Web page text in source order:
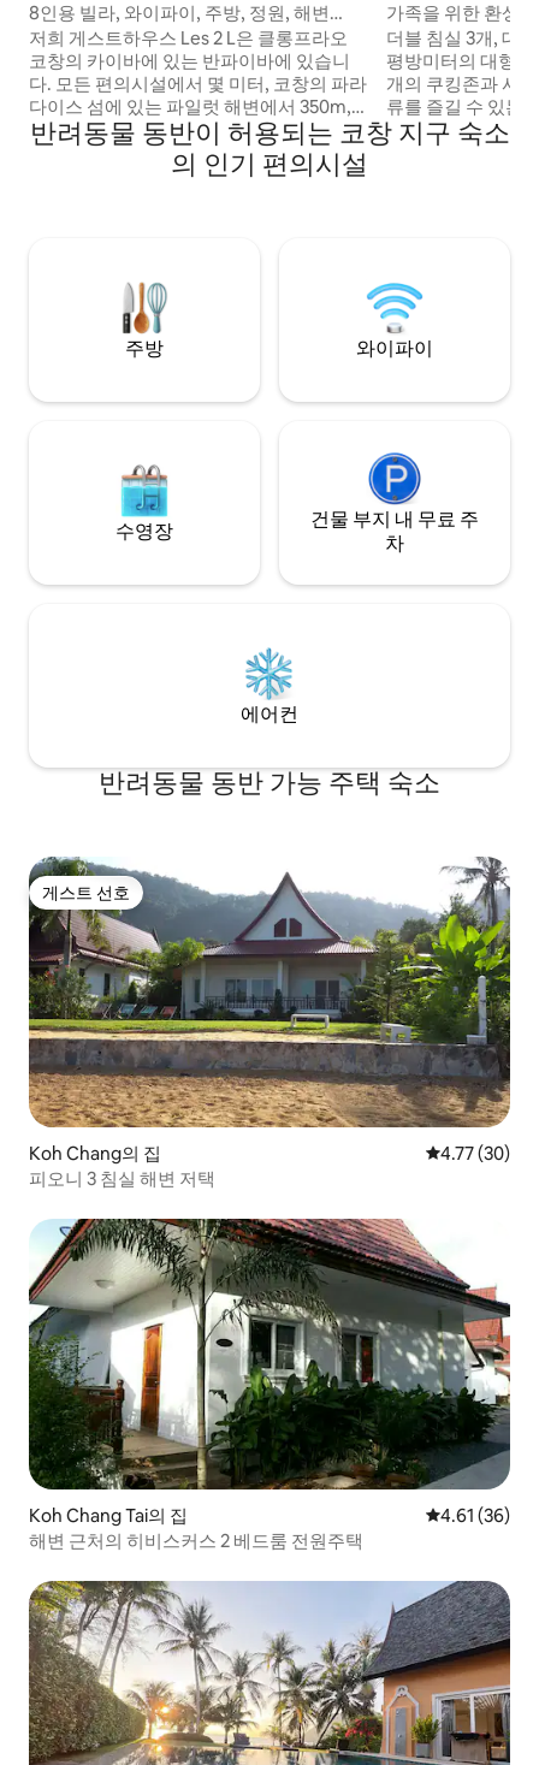
8인용 빌라, 와이파이, 주방, 정원, 해변
350m
저희 게스트하우스 Les 2 L은 클롱프라오
코창의 카이바에 있는 반파이바에 있습니
다. 모든 편의시설에서 몇 미터, 코창의 파라
다이스 섬에 있는 파일럿 해변에서 350m,
카이바에 워킹 스트리트에서 가까운
(800m) 곳에 위치해 있습니다. 완전히 리모
델링된 게스트하우스, 무료 와이파이, 에어
가족을 위한 환상
더블 침실 3개, 대
평방미터의 대형
개의 쿠킹존과 사
류를 즐길 수 있는
전용 해변까지 불
린이와 어른 모두
니다.
반려동물 동반이 허용되는 코창 지구 숙소
의 인기 편의시설
주방 와이파이
수영장
건물 부지 내 무료 주
차
에어컨
반려동물 동반 가능 주택 숙소
게스트 선호
게스트 선호
Koh Chang의 집 평점 4.77점
4.77 (30)
피오니 3 침실 해변 저택
Koh Chang Tai의 집 평점 4.61점
4.61 (36)
해변 근처의 히비스커스 2 베드룸 전원주택